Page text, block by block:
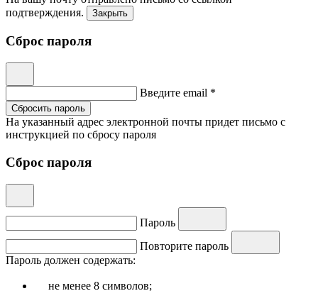
подтверждения.
Закрыть
Сброс пароля
Введите email *
Сбросить пароль
На указанный адрес электронной почты придет письмо с
инструкцией по сбросу пароля
Сброс пароля
Пароль
Повторите пароль
Пароль должен содержать:
не менее 8 символов;